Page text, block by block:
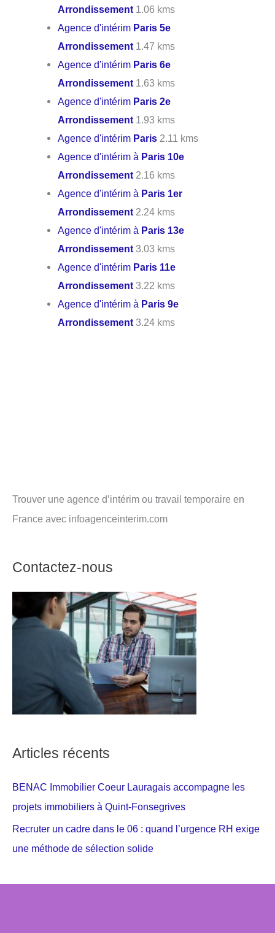
Arrondissement 1.06 kms
Agence d'intérim Paris 5e
Arrondissement 1.47 kms
Agence d'intérim Paris 6e
Arrondissement 1.63 kms
Agence d'intérim Paris 2e
Arrondissement 1.93 kms
Agence d'intérim Paris 2.11 kms
Agence d'intérim à Paris 10e
Arrondissement 2.16 kms
Agence d'intérim à Paris 1er
Arrondissement 2.24 kms
Agence d'intérim à Paris 13e
Arrondissement 3.03 kms
Agence d'intérim Paris 11e
Arrondissement 3.22 kms
Agence d'intérim à Paris 9e
Arrondissement 3.24 kms
Trouver une agence d’intérim ou travail temporaire en
France avec infoagenceinterim.com
Contactez-nous
Articles récents
BENAC Immobilier Coeur Lauragais accompagne les
projets immobiliers à Quint-Fonsegrives
Recruter un cadre dans le 06 : quand l’urgence RH exige
une méthode de sélection solide